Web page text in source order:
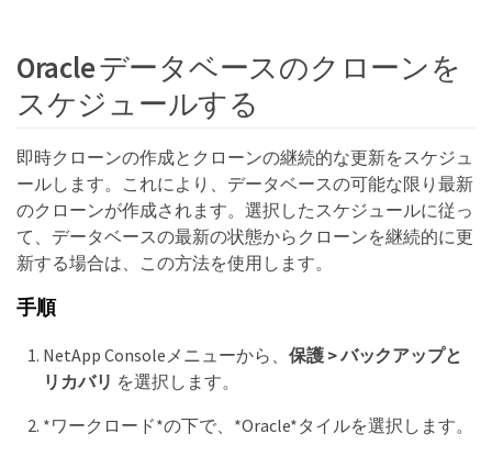
Oracle データベースのクローンを
スケジュールする
即時クローンの作成とクローンの継続的な更新をスケジュ
ールします。これにより、データベースの可能な限り最新
のクローンが作成されます。選択したスケジュールに従っ
て、データベースの最新の状態からクローンを継続的に更
新する場合は、この方法を使用します。
手順
NetApp Consoleメニューから、 保護 > バックアップと
リカバリ を選択します。
*ワークロード*の下で、*Oracle*タイルを選択します。